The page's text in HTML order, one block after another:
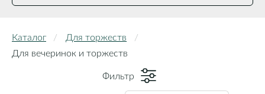
Каталог
Для торжеств
Для вечеринок и торжеств
Фильтр